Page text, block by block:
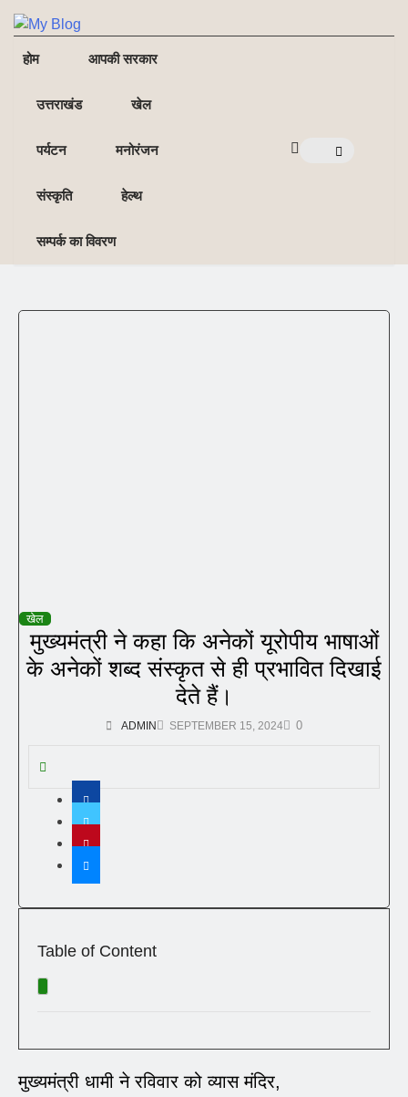
NE
NEWS ELEMENTOR
होम आपकी सरकार
उत्तराखंड खेल
पर्यटन मनोरंजन
संस्कृति हेल्थ
सम्पर्क का विवरण
खेल
मुख्यमंत्री ने कहा कि अनेकों यूरोपीय भाषाओं
के अनेकों शब्द संस्कृत से ही प्रभावित दिखाई
देते हैं।
ADMIN SEPTEMBER 15, 2024 0
Table of Content
मुख्यमंत्री धामी ने रविवार को व्यास मंदिर,